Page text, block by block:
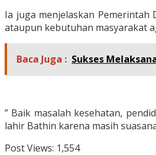
Ia juga menjelaskan Pemerintah
ataupun kebutuhan masyarakat
Baca Juga : Sukses
” Baik masalah kesehatan,
lahir Bathin karena masih
Post Views: 1,554